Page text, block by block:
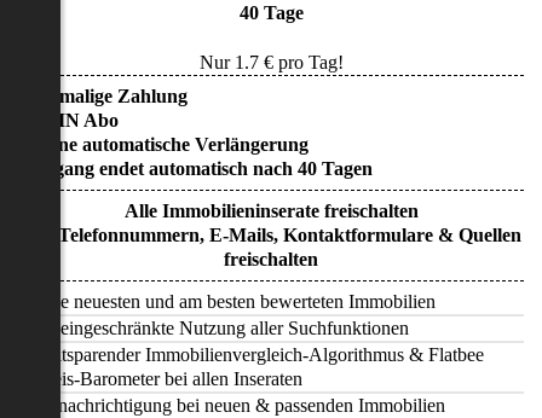
40 Tage
Nur 1.7€ pro Tag!
• Einmalige Zahlung
• KEIN Abo
• Keine automatische Verlängerung
• Zugang endet automatisch nach 40 Tagen
Alle Immobilieninserate freischalten
Alle Telefonnummern, E-Mails, Kontaktformulare & Quellen
freischalten
Alle neuesten und am besten bewerteten Immobilien
Uneingeschränkte Nutzung aller Suchfunktionen
Zeitsparender Immobilienvergleich-Algorithmus & Flatbee
Preis-Barometer bei allen Inseraten
Benachrichtigung bei neuen & passenden Immobilien